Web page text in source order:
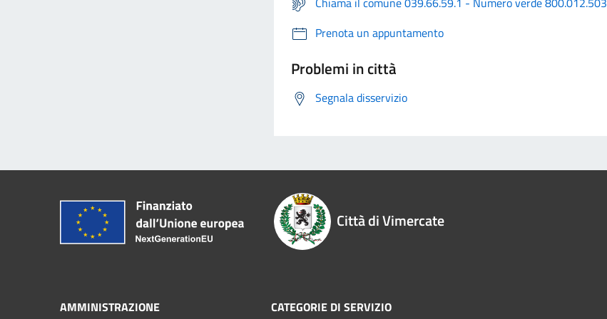
Prenota un appuntamento
Problemi in città
Segnala disservizio
Città di Vimercate
AMMINISTRAZIONE
CATEGORIE DI SERVIZIO